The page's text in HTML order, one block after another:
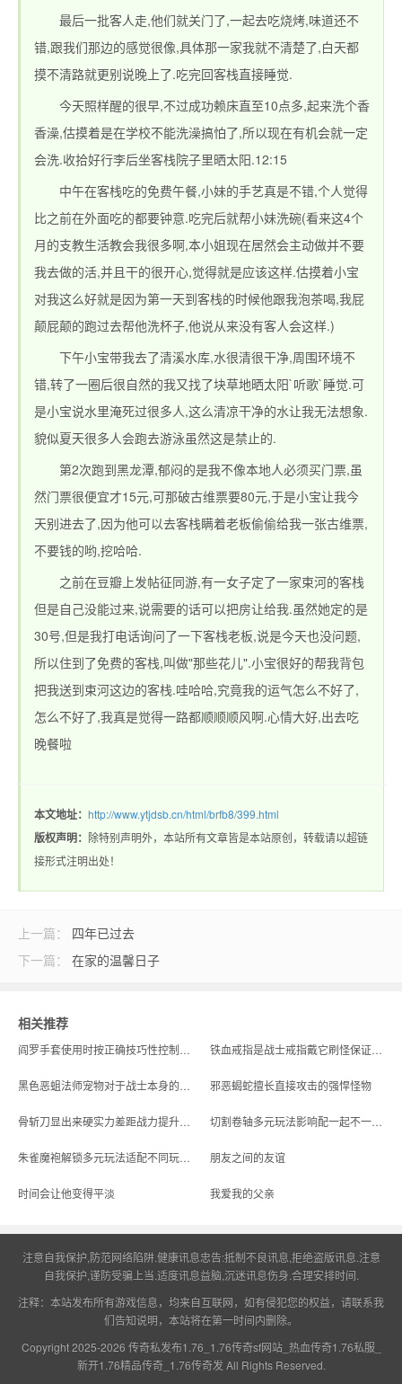
服_新开1.76精品传
奇_1.76传奇发布网
最后一批客人走,他们就关门了,一起去吃烧烤,味道还不
错,跟我们那边的感觉很像,具体那一家我就不清楚了,白天都
摸不清路就更别说晚上了.吃完回客栈直接睡觉.
今天照样醒的很早,不过成功赖床直至10点多,起来洗个香
香澡,估摸着是在学校不能洗澡搞怕了,所以现在有机会就一定
会洗.收拾好行李后坐客栈院子里晒太阳.12:15
中午在客栈吃的免费午餐,小妹的手艺真是不错,个人觉得
比之前在外面吃的都要钟意.吃完后就帮小妹洗碗(看来这4个
月的支教生活教会我很多啊,本小姐现在居然会主动做并不要
我去做的活,并且干的很开心,觉得就是应该这样.估摸着小宝
对我这么好就是因为第一天到客栈的时候他跟我泡茶喝,我屁
颠屁颠的跑过去帮他洗杯子,他说从来没有客人会这样.)
下午小宝带我去了清溪水库,水很清很干净,周围环境不
错,转了一圈后很自然的我又找了块草地晒太阳`听歌`睡觉.可
是小宝说水里淹死过很多人,这么清凉干净的水让我无法想象.
貌似夏天很多人会跑去游泳虽然这是禁止的.
第2次跑到黑龙潭,郁闷的是我不像本地人必须买门票,虽
然门票很便宜才15元,可那破古维票要80元,于是小宝让我今
天别进去了,因为他可以去客栈瞒着老板偷偷给我一张古维票,
不要钱的哟,挖哈哈.
之前在豆瓣上发帖征同游,有一女子定了一家束河的客栈
但是自己没能过来,说需要的话可以把房让给我.虽然她定的是
30号,但是我打电话询问了一下客栈老板,说是今天也没问题,
所以住到了免费的客栈,叫做"那些花儿".小宝很好的帮我背包
把我送到束河这边的客栈.哇哈哈,究竟我的运气怎么不好了,
怎么不好了,我真是觉得一路都顺顺顺风啊.心情大好,出去吃
晚餐啦
本文地址： http://www.ytjdsb.cn/html/brfb8/399.html
版权声明： 除特别声明外，本站所有文章皆是本站原创，转载请以超链
接形式注明出处！
上一篇： 四年已过去
下一篇： 在家的温馨日子
相关推荐
阎罗手套使用时按正确技巧性控制会更实用 铁血戒指是战士戒指戴它刷怪保证自己的经验收益能更快提升等级
黑色恶蛆法师宠物对于战士本身的玩法模式去判断的时候 邪恶蝎蛇擅长直接攻击的强悍怪物
骨斩刀显出来硬实力差距战力提升呈现一眼看穿差异化 切割卷轴多元玩法影响配一起不一样场景的趣味道具体验
朱雀魔袍解锁多元玩法适配不同玩家游戏需求 朋友之间的友谊
时间会让他变得平淡 我爱我的父亲
注意自我保护,防范网络陷阱.健康讯息忠告:抵制不良讯息,拒绝盗版讯息.注意
自我保护,谨防受骗上当.适度讯息益脑,沉迷讯息伤身.合理安排时间.
注释：本站发布所有游戏信息，均来自互联网，如有侵犯您的权益，请联系我
们告知说明，本站将在第一时间内删除。
Copyright 2025-2026 传奇私发布1.76_1.76传奇sf网站_热血传奇1.76私服_
新开1.76精品传奇_1.76传奇发 All Rights Reserved.